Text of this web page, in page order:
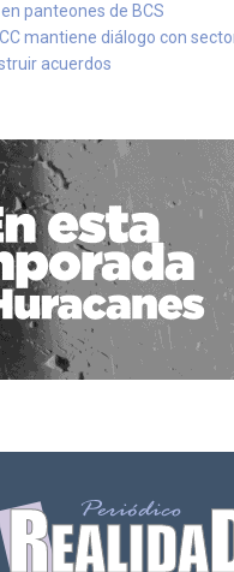
panteones de BCS
mantiene diálogo con
acuerdos